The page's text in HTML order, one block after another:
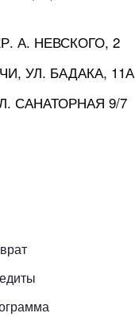
А. НЕВСКОГО, 2
УЛ. БАДАКА, 11А
САНАТОРНАЯ 9/7